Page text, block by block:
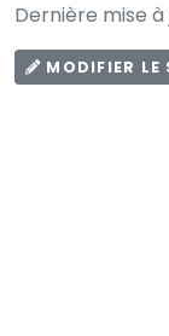
Dernière mise à
MODIFIER LE